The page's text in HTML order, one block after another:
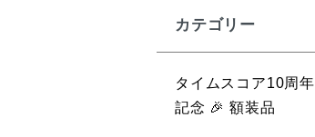
カテゴリー
タイムスコア10周年
記念 🎉 額装品